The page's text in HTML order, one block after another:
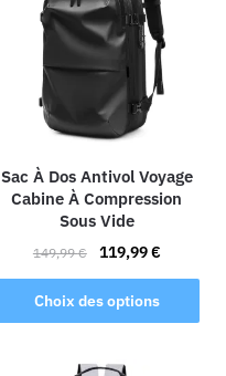
Les
options
peuvent
être
choisies
sur
la
page
du
produit
Sac À Dos Antivol Voyage
Cabine À Compression
Sous Vide
149,99€
Le
prix
initial
était :
119,99€Le
prix
actuel
est :
Choix des options
Ce
produit